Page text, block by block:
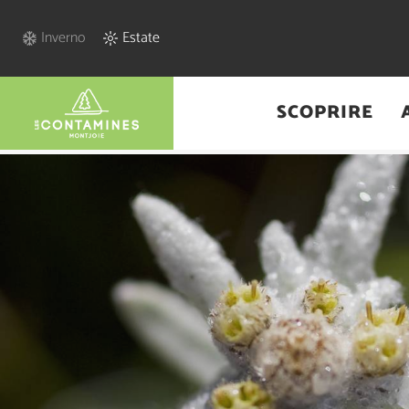
Inverno Estate
SCOPRIRE
Home/Brochures et plans - Italien Eté